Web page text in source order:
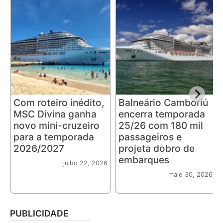
Com roteiro inédito,
MSC Divina ganha
novo mini-cruzeiro
para a temporada
2026/2027
julho 22, 2026
Balneário Camboriú
encerra temporada
25/26 com 180 mil
passageiros e
projeta dobro de
embarques
maio 30, 2026
PUBLICIDADE